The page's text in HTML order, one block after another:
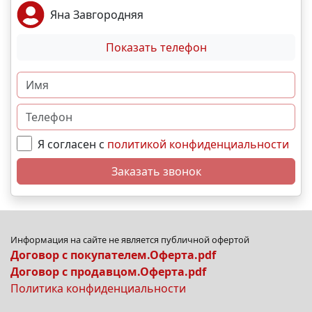
льготной ипотеке, купить квартиру в рассрочку,
купить квартиру у моря, купить квартиру с отделкой,
купить квартиру без отделки, инвестиции в
Яна Завгородняя
Показать телефон
Я согласен с политикой конфиденциальности
Заказать звонок
Информация на сайте не является публичной офертой
Договор с покупателем.Оферта.pdf
Договор с продавцом.Оферта.pdf
Политика конфиденциальности